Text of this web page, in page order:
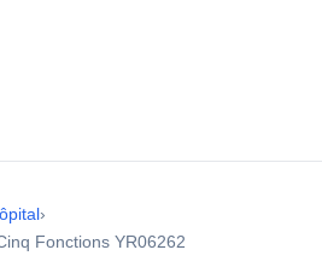
›
Fonctions YR06262